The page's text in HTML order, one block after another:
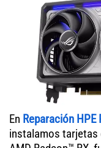
En Reparación
instalamos tarjetas